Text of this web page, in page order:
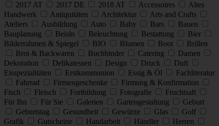
2017 AT 2017 DE 2018 AT Accessoires
Altes
Handwerk
Antiquitäten Architektur
Arts and Crafts
Ateliers
Ausbildung Auto Baby Bars
Bauen
Bauplanung
Beisln Beleuchtung Bestattung
Bier
Bilderrahmen & Spiegel
BIO Blumen Boot
Brillen
Brot & Backwaren
Buchbinder Catering
Damen
Dekoration
Delikatessen Design Druck
Duft
Eisspezialitäten
Erstkommunion Essig & Öl
Fachliteratur
Fahrrad
Firmengeschenke
Firmung & Konfirmation
Fisch
Fleisch Fortbildung Fotografie
Fruchtsaft
Für Ihn
Für Sie Galerien Gartengestaltung
Geburt
Geburtstag
Gesundheit Gewürze Glas
Golf
Grafik
Gutscheine Handarbeit Händler
Herren